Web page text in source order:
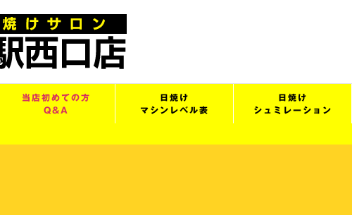
当店初めての方
Q&A
日焼け
マシンレベル表
日焼け
シュミレーション